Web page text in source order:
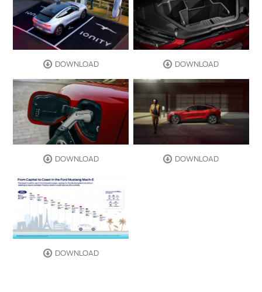
DOWNLOAD DOWNLOAD
DOWNLOAD DOWNLOAD
DOWNLOAD